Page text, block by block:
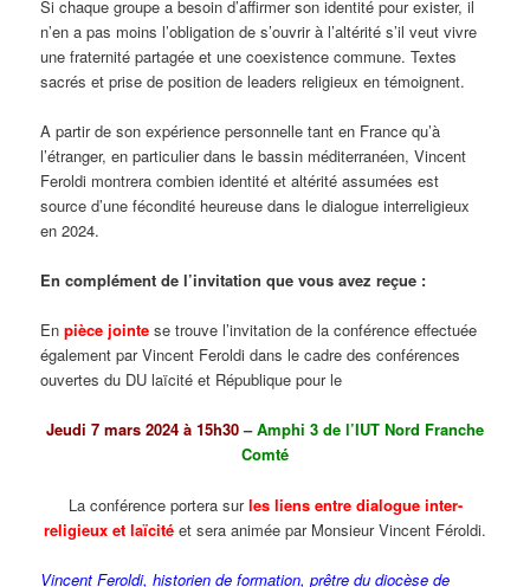
Si chaque groupe a besoin d’affirmer son identité pour exister, il
n’en a pas moins l’obligation de s’ouvrir à l’altérité s’il veut vivre
une fraternité partagée et une coexistence commune. Textes
sacrés et prise de position de leaders religieux en témoignent.
A partir de son expérience personnelle tant en France qu’à
l’étranger, en particulier dans le bassin méditerranéen, Vincent
Feroldi montrera combien identité et altérité assumées est
source d’une fécondité heureuse dans le dialogue interreligieux
en 2024.
En complément de l’invitation que vous avez reçue :
Enpièce jointe se trouve l’invitation de la conférence effectuée
également par Vincent Feroldi dans le cadre des conférences
ouvertes du DU laïcité et République pour le
Jeudi 7 mars 2024 à 15h30–Amphi 3 de l’IUT Nord Franche
Comté
La conférence portera surles liens entre dialogue inter-
religieux et laïcité et sera animée par Monsieur Vincent Féroldi.
Vincent Feroldi, historien de formation, prêtre du diocèse de